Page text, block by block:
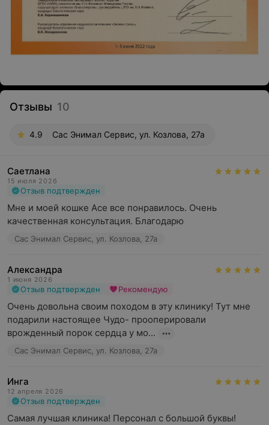
Отзывы 10
4.9 Сас Энимал Сервис, ул. Козлова, 27а
Саетлана
15 июля 2026
Отзыв подтвержден
Мне и моей кошке Асе все понравилось. Очень
качественная консультация. Благодарю
Сас Энимал Сервис, ул. Козлова, 27а
Александра
1 июня 2026
Отзыв подтвержден Рекомендую
Очень довольна своим походом в эту клинику! Тут мне
подарили настоящее Чудо- прооперировали
врожденный порок сердца у мо...
Сас Энимал Сервис, ул. Козлова, 27а
Инга
12 апреля 2026
Отзыв подтвержден
Самая лучшая клиника! Персонал с большой буквы!